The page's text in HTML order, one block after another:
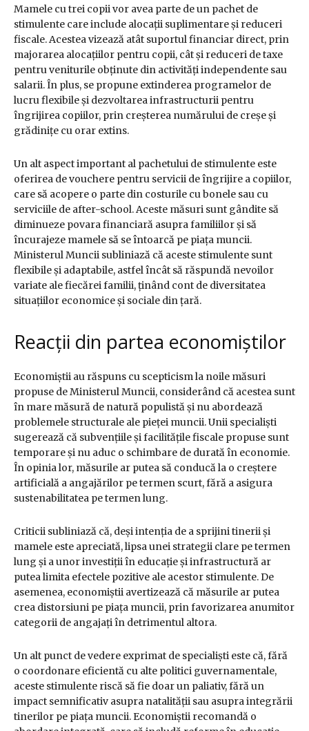
Mamele cu trei copii vor avea parte de un pachet de
stimulente care include alocații suplimentare și reduceri
fiscale. Acestea vizează atât suportul financiar direct, prin
majorarea alocațiilor pentru copii, cât și reduceri de taxe
pentru veniturile obținute din activități independente sau
salarii. În plus, se propune extinderea programelor de
lucru flexibile și dezvoltarea infrastructurii pentru
îngrijirea copiilor, prin creșterea numărului de creșe și
grădinițe cu orar extins.
Un alt aspect important al pachetului de stimulente este
oferirea de vouchere pentru servicii de îngrijire a copiilor,
care să acopere o parte din costurile cu bonele sau cu
serviciile de after-school. Aceste măsuri sunt gândite să
diminueze povara financiară asupra familiilor și să
încurajeze mamele să se întoarcă pe piața muncii.
Ministerul Muncii subliniază că aceste stimulente sunt
flexibile și adaptabile, astfel încât să răspundă nevoilor
variate ale fiecărei familii, ținând cont de diversitatea
situațiilor economice și sociale din țară.
Reacții din partea economiștilor
Economiștii au răspuns cu scepticism la noile măsuri
propuse de Ministerul Muncii, considerând că acestea sunt
în mare măsură de natură populistă și nu abordează
problemele structurale ale pieței muncii. Unii specialiști
sugerează că subvențiile și facilitățile fiscale propuse sunt
temporare și nu aduc o schimbare de durată în economie.
În opinia lor, măsurile ar putea să conducă la o creștere
artificială a angajărilor pe termen scurt, fără a asigura
sustenabilitatea pe termen lung.
Criticii subliniază că, deși intenția de a sprijini tinerii și
mamele este apreciată, lipsa unei strategii clare pe termen
lung și a unor investiții în educație și infrastructură ar
putea limita efectele pozitive ale acestor stimulente. De
asemenea, economiștii avertizează că măsurile ar putea
crea distorsiuni pe piața muncii, prin favorizarea anumitor
categorii de angajați în detrimentul altora.
Un alt punct de vedere exprimat de specialiști este că, fără
o coordonare eficientă cu alte politici guvernamentale,
aceste stimulente riscă să fie doar un paliativ, fără un
impact semnificativ asupra natalității sau asupra integrării
tinerilor pe piața muncii. Economiștii recomandă o